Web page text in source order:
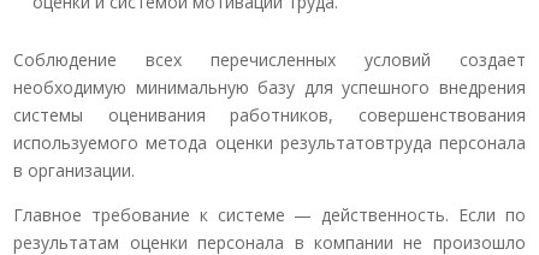
Соблюдение всех перечисленных условий создает
необходимую минимальную базу для успешного внедрения
системы оценивания работников, совершенствования
используемого метода оценки результатовтруда персонала
в организации.
Главное требование к системе — действенность. Если по
результатам оценки персонала в компании не произошло